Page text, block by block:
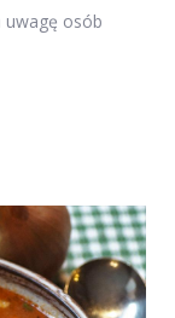
uwagę osób